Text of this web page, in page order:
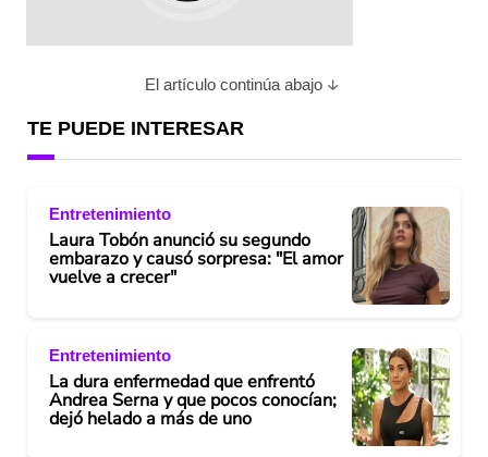
El artículo continúa abajo
TE PUEDE INTERESAR
Entretenimiento
Laura Tobón anunció su segundo
embarazo y causó sorpresa: "El amor
vuelve a crecer"
Entretenimiento
La dura enfermedad que enfrentó
Andrea Serna y que pocos conocían;
dejó helado a más de uno